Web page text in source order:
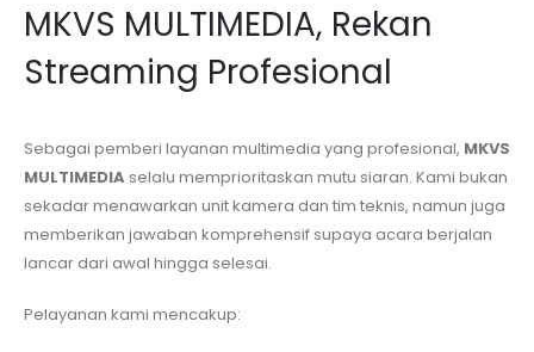
MKVS MULTIMEDIA, Rekan
Streaming Profesional
Sebagai pemberi layanan multimedia yang profesional, MKVS
MULTIMEDIA selalu memprioritaskan mutu siaran. Kami bukan
sekadar menawarkan unit kamera dan tim teknis, namun juga
memberikan jawaban komprehensif supaya acara berjalan
lancar dari awal hingga selesai.
Pelayanan kami mencakup: